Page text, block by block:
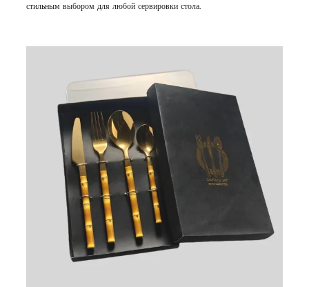
стильным выбором для любой сервировки стола.